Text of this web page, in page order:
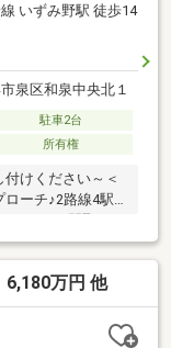
いずみ野駅 徒歩14
泉区和泉中央北１
駐車2台
所有権
けください～＜
ーチ♪2路線4駅
す！◎お洒落な空
心の既存住宅かし
いずみ野線「い
「いずみ中央」駅
徒歩15分
6,180万円 他